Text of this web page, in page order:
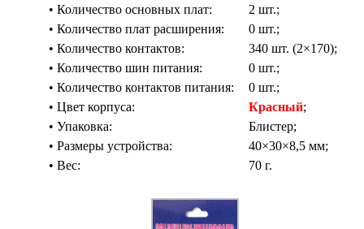
• Количество основных плат:
• Количество плат расширения:
• Количество контактов:
• Количество шин питания:
• Количество контактов питания:
• Цвeт корпуса:
• Упаковка:
• Размеры устройства:
• Вес:
2 шт.;
0 шт.;
340 шт. (2×170);
0 шт.;
0 шт.;
Красный;
Блистер;
40×30×8,5 мм;
70 г.